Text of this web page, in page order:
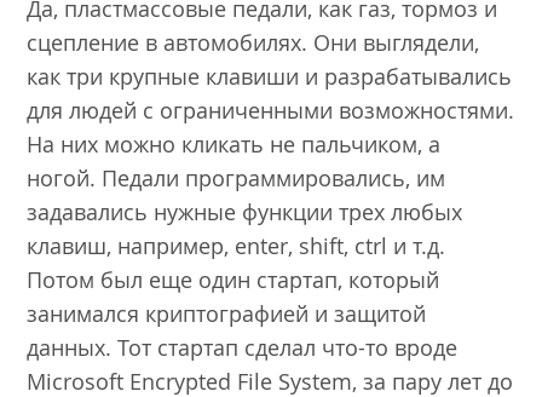
Да, пластмассовые педали, как газ, тормоз и
сцепление в автомобилях. Они выглядели,
как три крупные клавиши и разрабатывались
для людей с ограниченными возможностями.
На них можно кликать не пальчиком, а
ногой. Педали программировались, им
задавались нужные функции трех любых
клавиш, например, enter, shift, ctrl и т.д.
Потом был еще один стартап, который
занимался криптографией и защитой
данных. Тот стартап сделал что-то вроде
Microsoft Encrypted File System, за пару лет до